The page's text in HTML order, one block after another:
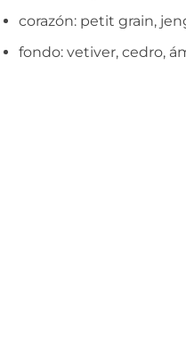
corazón: petit grain,
fondo: vetiver, cedro,